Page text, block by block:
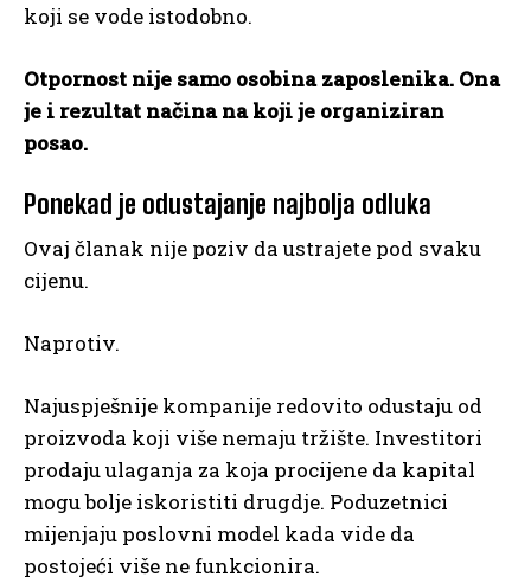
koji se vode istodobno.
Otpornost nije samo osobina zaposlenika. Ona
je i rezultat načina na koji je organiziran
posao.
Ponekad je odustajanje najbolja odluka
Ovaj članak nije poziv da ustrajete pod svaku
cijenu.
Naprotiv.
Najuspješnije kompanije redovito odustaju od
proizvoda koji više nemaju tržište. Investitori
prodaju ulaganja za koja procijene da kapital
mogu bolje iskoristiti drugdje. Poduzetnici
mijenjaju poslovni model kada vide da
postojeći više ne funkcionira.